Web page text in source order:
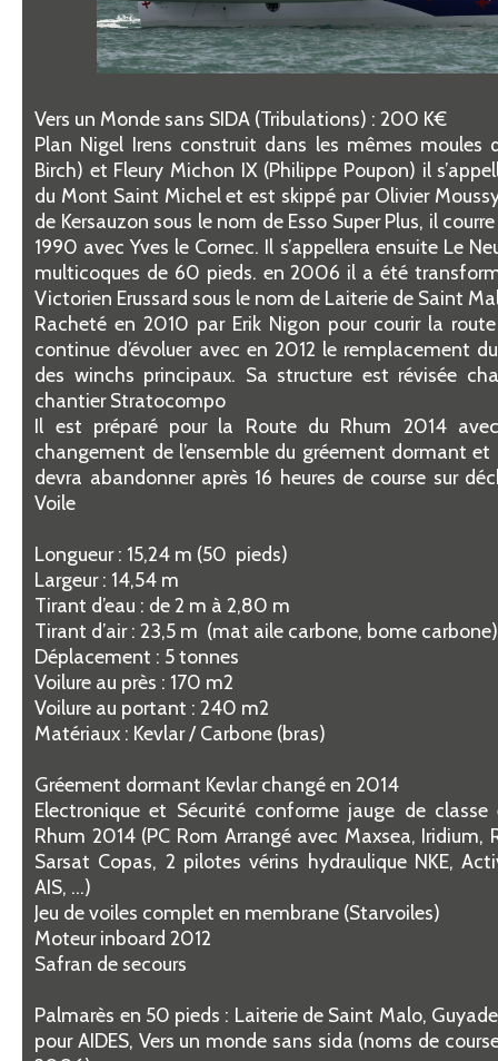
Vers un Monde sans SIDA (Tribulations) : 200 K€
Plan Nigel Irens construit dans les mêmes moules
Birch) et Fleury Michon IX (Philippe Poupon) il
du Mont Saint Michel et est skippé par Olivier
de Kersauzon sous le nom de Esso Super Plus, il
1990 avec Yves le Cornec. Il s’appellera ensuite Le
multicoques de 60 pieds. en 2006 il a été
Victorien Erussard sous le nom de Laiterie de Saint
Racheté en 2010 par Erik Nigon pour courir la
continue d’évoluer avec en 2012 le remplacement
des winchs principaux. Sa structure est révisée
chantier Stratocompo
Il est préparé pour la Route du Rhum 2014
changement de l’ensemble du gréement dormant et
devra abandonner après 16 heures de course sur
Voile
Longueur : 15,24 m (50 pieds)
Largeur : 14,54 m
Tirant d’eau : de 2 m à 2,80 m
Tirant d’air : 23,5 m (mat aile carbone, bome carbone)
Déplacement : 5 tonnes
Voilure au près : 170 m2
Voilure au portant : 240 m2
Matériaux : Kevlar / Carbone (bras)
Gréement dormant Kevlar changé en 2014
Electronique et Sécurité conforme jauge de
Rhum 2014 (PC Rom Arrangé avec Maxsea, Iridium,
Sarsat Copas, 2 pilotes vérins hydraulique NKE,
AIS, …)
Jeu de voiles complet en membrane (Starvoiles)
Moteur inboard 2012
Safran de secours
Palmarès en 50 pieds : Laiterie de Saint Malo,
pour AIDES, Vers un monde sans sida (noms de